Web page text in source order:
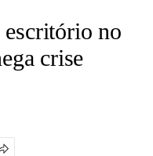
no
crise